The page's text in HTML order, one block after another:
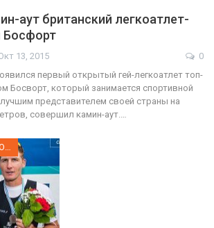
аут британский легкоатлет-
Босфорт
13, 2015
0
первый открытый гей-легкоатлет топ-
Босворт, который занимается спортивной
представителем своей страны на
совершил камин-аут.…
ЗАРУБЕЖНЫЕ НОВОСТИ